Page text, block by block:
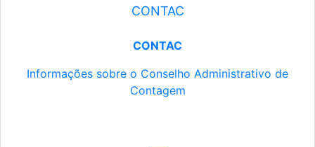
CONTAC
CONTAC
Informações sobre o Conselho Administrativo de
Contagem